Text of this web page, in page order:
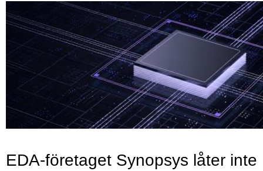
EDA-företaget Synopsys låter inte